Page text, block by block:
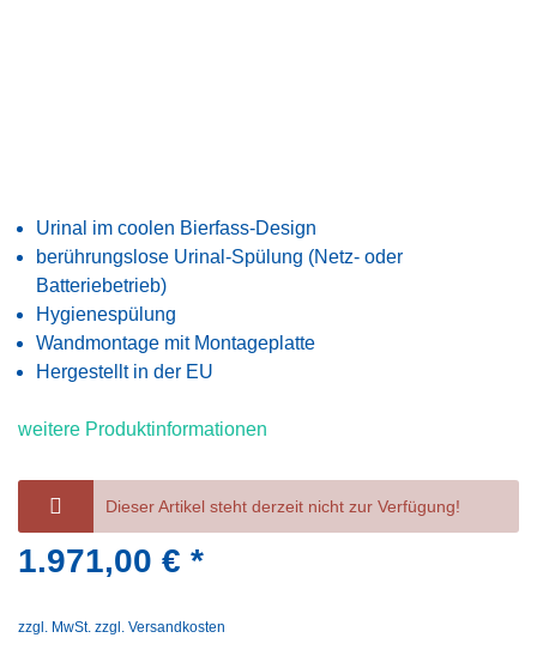
Urinal im coolen Bierfass-Design
berührungslose Urinal-Spülung (Netz- oder
Batteriebetrieb)
Hygienespülung
Wandmontage mit Montageplatte
Hergestellt in der EU
weitere Produktinformationen
Dieser Artikel steht derzeit nicht zur Verfügung!
1.971,00 € *
zzgl. MwSt. zzgl. Versandkosten